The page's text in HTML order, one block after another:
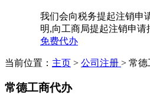
我们会向税务提起注销申
明,向工商局提起注销申请
免费代办
当前位置： 主页 > 公司注册 > 常德
常德工商代办